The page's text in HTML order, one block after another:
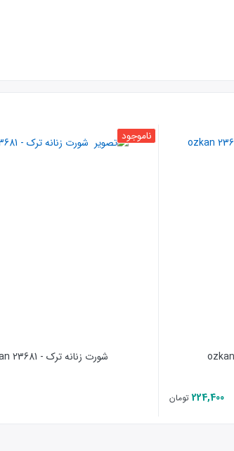
224,400 تومان
ناموجود
شورت زنانه ترک - 23681 ozkan